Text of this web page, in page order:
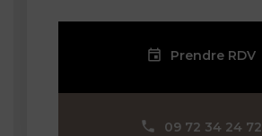
Prendre RDV
09 72 34 24 72